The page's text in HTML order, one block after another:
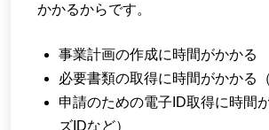
かかるからです。
事業計画の作成に時間がかかる
必要書類の取得に時間がかかる
申請のための電子ID取得に時間
ズIDなど）